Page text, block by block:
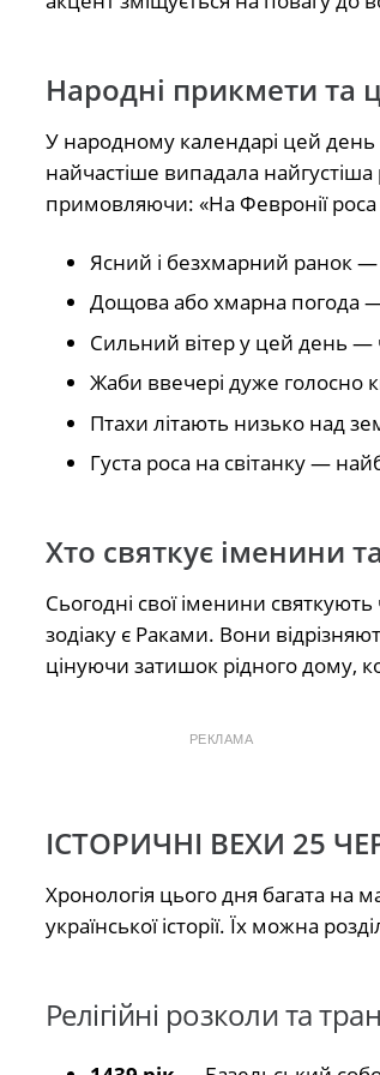
Народні прикмети та
У народному календарі цей
найчастіше випадала
примовляючи: «На Февронії
Ясний і безхмарний ранок
Дощова або хмарна погода
Сильний вітер у цей день —
Жаби ввечері дуже
Птахи літають низько над
Густа роса на світанку —
Хто святкує іменини
Сьогодні свої іменини
зодіаку є Раками. Вони
цінуючи затишок рідного дому,
РЕКЛАМА
ІСТОРИЧНІ ВЕХИ 25
Хронологія цього дня багата на
української історії. Їх можна
Релігійні розколи та